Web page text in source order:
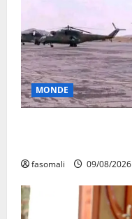
MONDE
fasomali 09/08/2026